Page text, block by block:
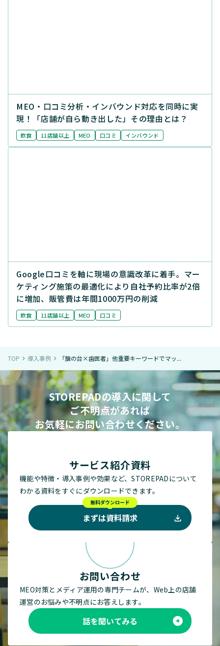
MEO・口コミ分析・インバウンド対応を同時に実
現！「店舗が自ら動き出した」その理由とは？
飲食 11店舗以上 MEO 口コミ インバウンド
Google口コミを軸に現場の意識改革に着手。マー
ケティング施策の最適化により自社予約比率が2倍
に増加、販管費は年間1000万円の削減
飲食 11店舗以上 MEO 口コミ
TOP navigate_next 導入事例 navigate_next 「旗の台×歯医者」他重要キーワードでマッ...
STOREPADの導入に関して
ご不明点があれば
お気軽にお問い合わせください。
お問い合わせ
MEO対策とメディア運用の専門チームが、Web上の店舗
運営のお悩みや不明点にお答えします。
話を聞いてみる
サービス紹介資料
機能や特徴・導入事例や効果など、STOREPADについて
わかる資料をすぐにダウンロードできます。
無料ダウンロード
まずは資料請求